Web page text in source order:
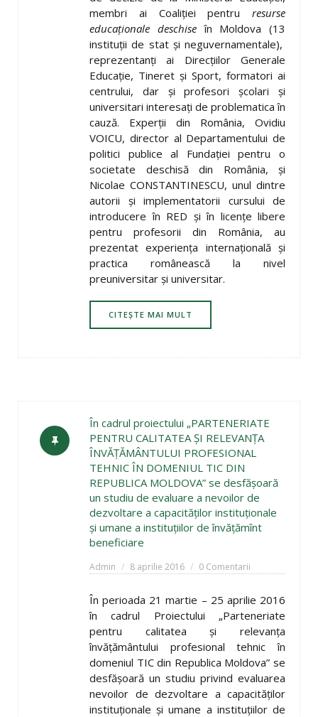
membri ai Coaliţiei pentru resurse
educaţionale deschiseîn Moldova (13
instituţii de stat şi neguvernamentale),
reprezentanţi ai Direcţiilor Generale
Educaţie, Tineret şi Sport, formatori ai
centrului, dar şi profesori şcolari şi
universitari interesaţi de problematica în
cauză. Experţii din România, Ovidiu
VOICU, director al Departamentului de
politici publice al Fundaţiei pentru o
societate deschisă din România, şi
Nicolae CONSTANTINESCU, unul dintre
autorii şi implementatorii cursului de
introducere în RED şi în licenţe libere
pentru profesorii din România, au
prezentat experienţa internaţională şi
practica românească la nivel
preuniversitar şi universitar.
CITEȘTE MAI MULT
În cadrul proiectului „PARTENERIATE
PENTRU CALITATEA ŞI RELEVANŢA
ÎNVĂŢĂMÂNTULUI PROFESIONAL
TEHNIC ÎN DOMENIUL TIC DIN
REPUBLICA MOLDOVA” se desfăşoară
un studiu de evaluare a nevoilor de
dezvoltare a capacităţilor instituţionale
şi umane a instituţiilor de învăţămînt
beneficiare
Admin 8 aprilie 2016 0 Comentarii
În perioada 21 martie – 25 aprilie 2016
în cadrul Proiectului „Parteneriate
pentru calitatea şi relevanţa
învăţământului profesional tehnic în
domeniul TIC din Republica Moldova” se
desfăşoară un studiu privind evaluarea
nevoilor de dezvoltare a capacităţilor
instituţionale şi umane a instituţiilor de